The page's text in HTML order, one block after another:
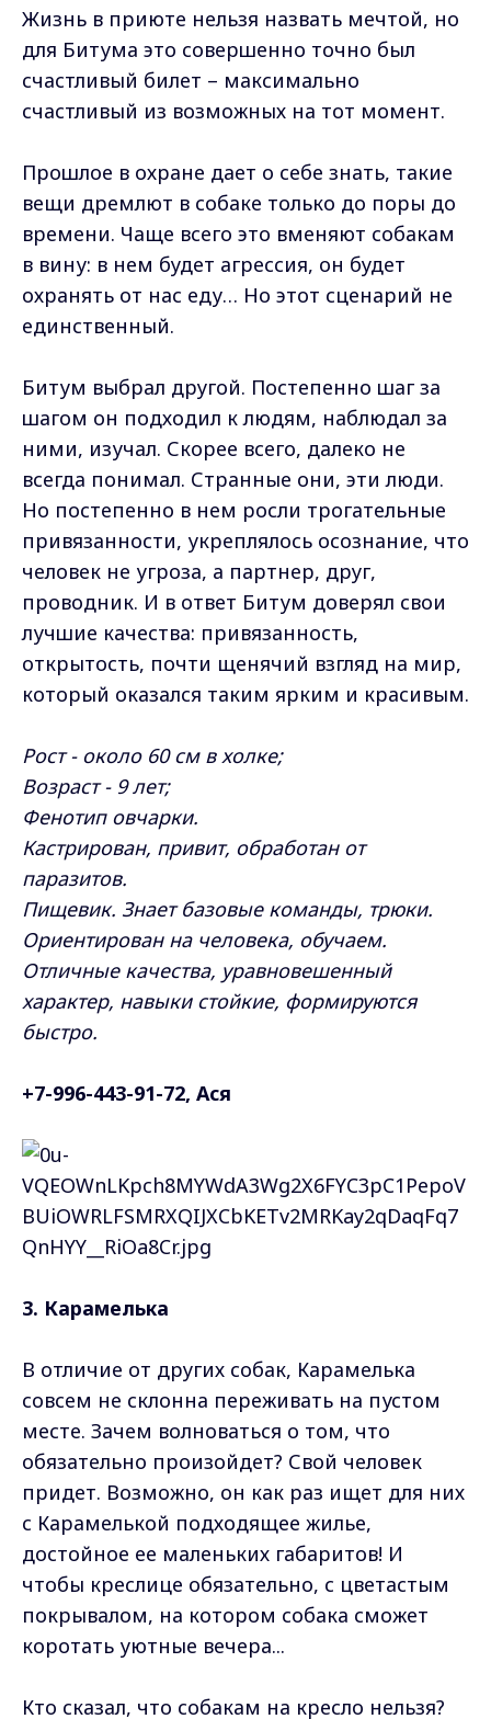
Жизнь в приюте нельзя назвать мечтой, но
для Битума это совершенно точно был
счастливый билет – максимально
счастливый из возможных на тот момент.
Прошлое в охране дает о себе знать, такие
вещи дремлют в собаке только до поры до
времени. Чаще всего это вменяют собакам
в вину: в нем будет агрессия, он будет
охранять от нас еду… Но этот сценарий не
единственный.
Битум выбрал другой. Постепенно шаг за
шагом он подходил к людям, наблюдал за
ними, изучал. Скорее всего, далеко не
всегда понимал. Странные они, эти люди.
Но постепенно в нем росли трогательные
привязанности, укреплялось осознание, что
человек не угроза, а партнер, друг,
проводник. И в ответ Битум доверял свои
лучшие качества: привязанность,
открытость, почти щенячий взгляд на мир,
который оказался таким ярким и красивым.
Рост - около 60 см в холке;
Возраст - 9 лет;
Фенотип овчарки.
Кастрирован, привит, обработан от
паразитов.
Пищевик. Знает базовые команды, трюки.
Ориентирован на человека, обучаем.
Отличные качества, уравновешенный
характер, навыки стойкие, формируются
быстро.
+7-996-443-91-72, Ася
3. Карамелька
В отличие от других собак, Карамелька
совсем не склонна переживать на пустом
месте. Зачем волноваться о том, что
обязательно произойдет? Свой человек
придет. Возможно, он как раз ищет для них
с Карамелькой подходящее жилье,
достойное ее маленьких габаритов! И
чтобы креслице обязательно, с цветастым
покрывалом, на котором собака сможет
коротать уютные вечера...
Кто сказал, что собакам на кресло нельзя?